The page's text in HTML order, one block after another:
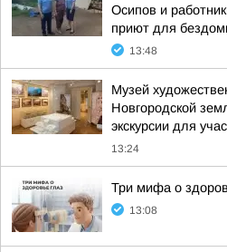
Осипов и
приют для
13:48
Музей
Новгородской
экскурсии для
13:24
Три мифа о
13:08